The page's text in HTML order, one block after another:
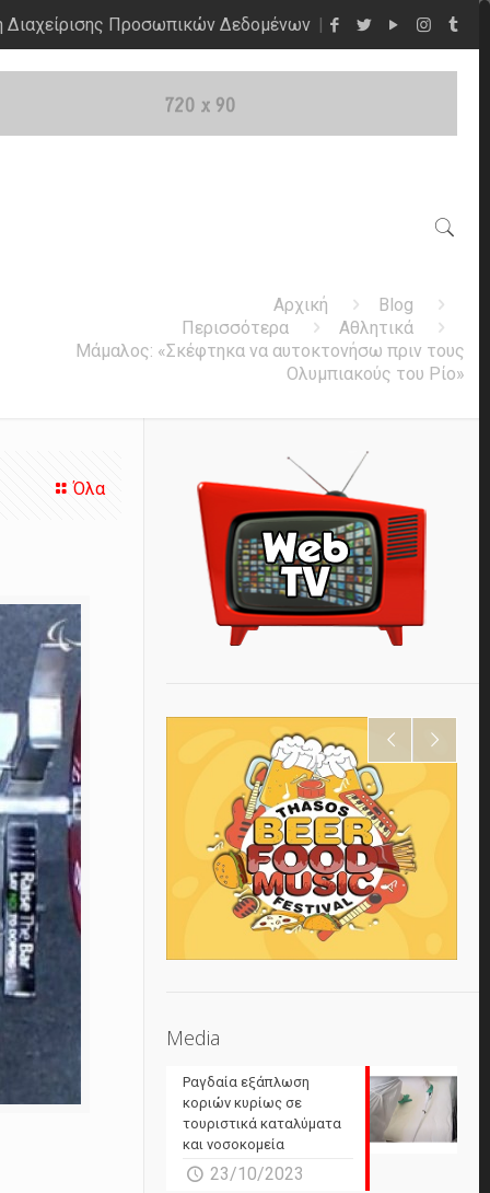
Διαχείρισης Προσωπικών Δεδομένων
Αρχική
Blog
Περισσότερα
Αθλητικά
Μάμαλος: «Σκέφτηκα να αυτοκτονήσω πριν τους
Ολυμπιακούς του Ρίο»
Όλα
Media
Ραγδαία εξάπλωση
κοριών κυρίως σε
τουριστικά καταλύματα
και νοσοκομεία
23/10/2023